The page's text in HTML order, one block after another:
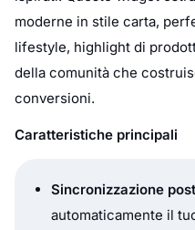
moderne in stile carta,
lifestyle, highlight di
della comunità che
conversioni.
Caratteristiche principali
Sincronizzazione
automaticamente il